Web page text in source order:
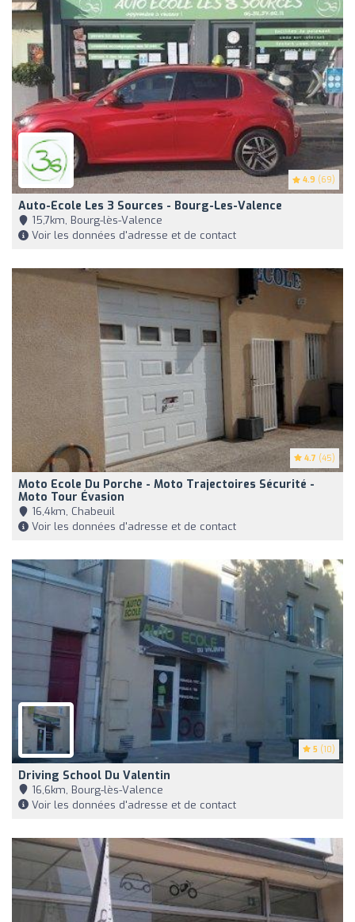
4.9 (69)
Auto-Ecole Les 3 Sources - Bourg-Les-Valence
15,7km, Bourg-lès-Valence
Voir les données d'adresse et de contact
4.7 (45)
Moto Ecole Du Porche - Moto Trajectoires Sécurité -
Moto Tour Évasion
16,4km, Chabeuil
Voir les données d'adresse et de contact
5 (10)
Driving School Du Valentin
16,6km, Bourg-lès-Valence
Voir les données d'adresse et de contact